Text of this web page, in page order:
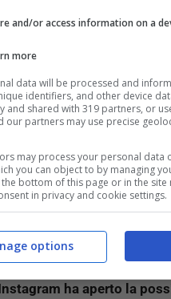
di alcuni profili dei VIP
l’account.Fino al
famosi:un modo per
ha aperto la
and/or access information on a
more
data will be processed and
identifiers, and other device
and shared with 319 partners, or
our partners may use precise
may process your personal data
you can object to by managing
bottom of this page or in the site
in privacy and cookie settings.
options